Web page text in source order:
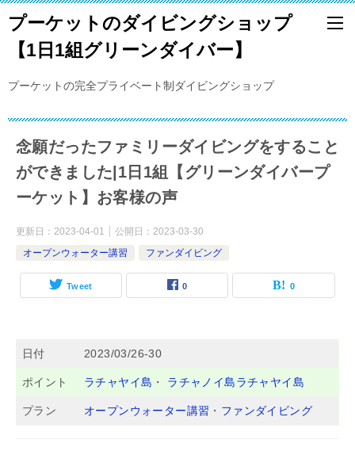
プーケットのダイビングショップ
【1日1組グリーンダイバー】
プーケットの完全プライベート制ダイビングショップ
念願だったファミリーダイビングをすること
ができました|1日1組【グリーンダイバープ
ーケット】お客様の声
更新日： 2023-04-01 公開日： 2023-03-30
オープンウォーター講習
ファンダイビング
Tweet 0 0
日付 2023/03/26-30
ポイント ラチャヤイ島 ・ ラチャノイ島ラチャヤイ島
プラン オープンウォーター講習 ・ ファンダイビング